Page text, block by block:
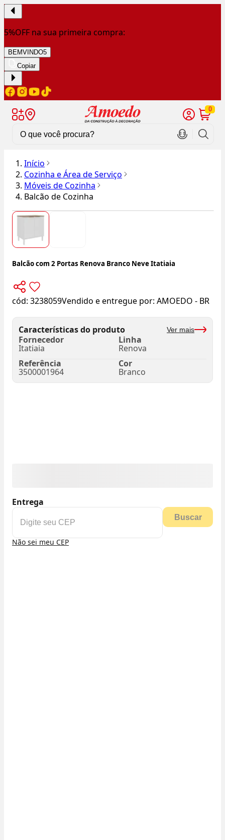
5%OFF na sua primeira compra:
BEMVINDO5
Copiar
0
Início
Cozinha e Área de Serviço
Móveis de Cozinha
Balcão de Cozinha
Balcão com 2 Portas Renova Branco Neve Itatiaia
cód: 3238059Vendido e entregue por: AMOEDO - BR
Características do produto Ver mais
Fornecedor
Itatiaia
Linha
Renova
Referência
3500001964
Cor
Branco
Entrega
Buscar
Não sei meu CEP